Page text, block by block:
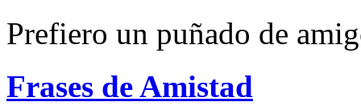
Prefiero un puñado de
Frases de Amistad